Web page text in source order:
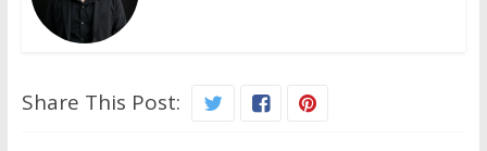
Share This Post: